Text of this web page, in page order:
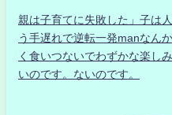
親は子育てに失敗した」子は
う手遅れで逆転一発manなん
く食いつないでわずかな楽し
いのです。ないのです。